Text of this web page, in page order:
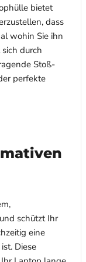
bietet
dass
wohin Sie ihn
durch
Stoß-
perfekte
schützt Ihr
eine
Diese